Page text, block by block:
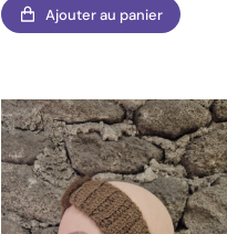
Ajouter au panier